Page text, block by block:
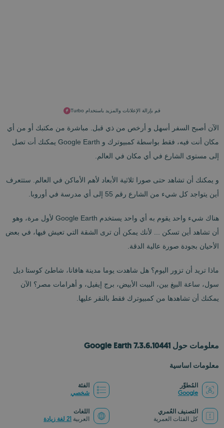
قم بإزالة الإعلانات والمزيد باستخدام Turbo
الآن أصبح السفر أسهل و أرخص من ذي قبل. مباشرة من مكتبك أو من أي
مكان أنت فيه، فقط بواسطة كمبيوترك و Google Earth يمكنك أت تصل
إلى مستوى الشارع في أي مكان في العالم.
و يمكنك أن تشاهد حتى صورا ثلاثية الأبعاد لأهم الأماكن في العالم. ستتعرف
أين يتواجد كل شيء من الشارع رقم 55 إلى أي مدرسة في أوروبا.
هناك شيء واحد يقوم به أي واحد يستخدم Google Earth لأول مرة، وهو
أن تشاهد أين تسكن ... لأنك يمكن أن ترى الشقة التي تعيش فيها، في بعض
الأحيان بجودة صورة عالية الدقة.
ماذا تريد أن تزور اليوم؟ هل شاهدت يوما مدينة هافانا، شاطئ كوستا ديل
سول، ساعة البيغ بين، البيت الأبيض، برج إيفيل، و أهرامات مصر؟ الآن
يمكنك أن تشاهدها من كمبيوترك فقط بالنقر عليها.
معلومات حول Google Earth 7.3.6.10441
معلومات اساسية
المُطوِّر
Google
الفئة
شخصي
التصنيف العُمري
كل الفئات العمرية
اللغات
العربية 21 لغة زيادة